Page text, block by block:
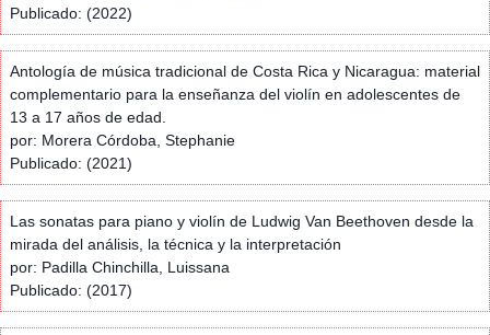
Publicado: (2022)
Antología de música tradicional de Costa Rica y Nicaragua: material
complementario para la enseñanza del violín en adolescentes de
13 a 17 años de edad.
por: Morera Córdoba, Stephanie
Publicado: (2021)
Las sonatas para piano y violín de Ludwig Van Beethoven desde la
mirada del análisis, la técnica y la interpretación
por: Padilla Chinchilla, Luissana
Publicado: (2017)